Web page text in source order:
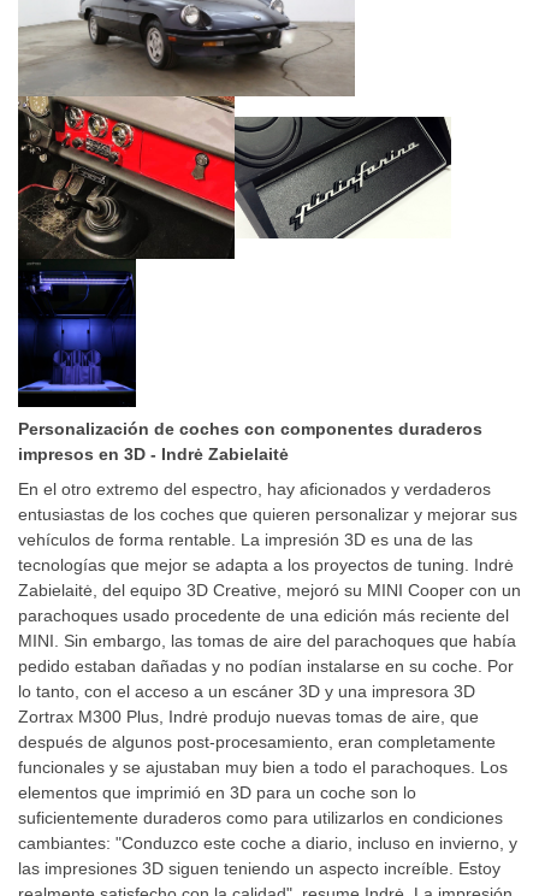
Personalización de coches con componentes duraderos
impresos en 3D - Indrė Zabielaitė
En el otro extremo del espectro, hay aficionados y verdaderos
entusiastas de los coches que quieren personalizar y mejorar sus
vehículos de forma rentable. La impresión 3D es una de las
tecnologías que mejor se adapta a los proyectos de tuning. Indrė
Zabielaitė, del equipo 3D Creative, mejoró su MINI Cooper con un
parachoques usado procedente de una edición más reciente del
MINI. Sin embargo, las tomas de aire del parachoques que había
pedido estaban dañadas y no podían instalarse en su coche. Por
lo tanto, con el acceso a un escáner 3D y una impresora 3D
Zortrax M300 Plus, Indrė produjo nuevas tomas de aire, que
después de algunos post-procesamiento, eran completamente
funcionales y se ajustaban muy bien a todo el parachoques. Los
elementos que imprimió en 3D para un coche son lo
suficientemente duraderos como para utilizarlos en condiciones
cambiantes: "Conduzco este coche a diario, incluso en invierno, y
las impresiones 3D siguen teniendo un aspecto increíble. Estoy